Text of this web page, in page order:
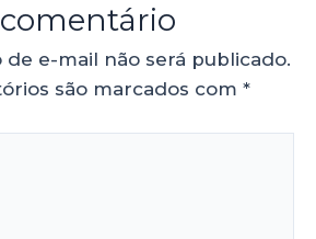
de e-mail não será publicado.
são marcados com *